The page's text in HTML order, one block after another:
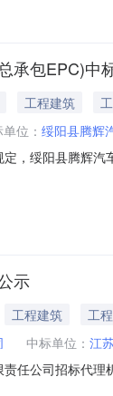
承包EPC)中
工程建筑
位： 绥阳县腾辉
，绥阳县腾辉
质：建筑行业
示
工程建筑
工程
中标单位： 江
任公司招标代